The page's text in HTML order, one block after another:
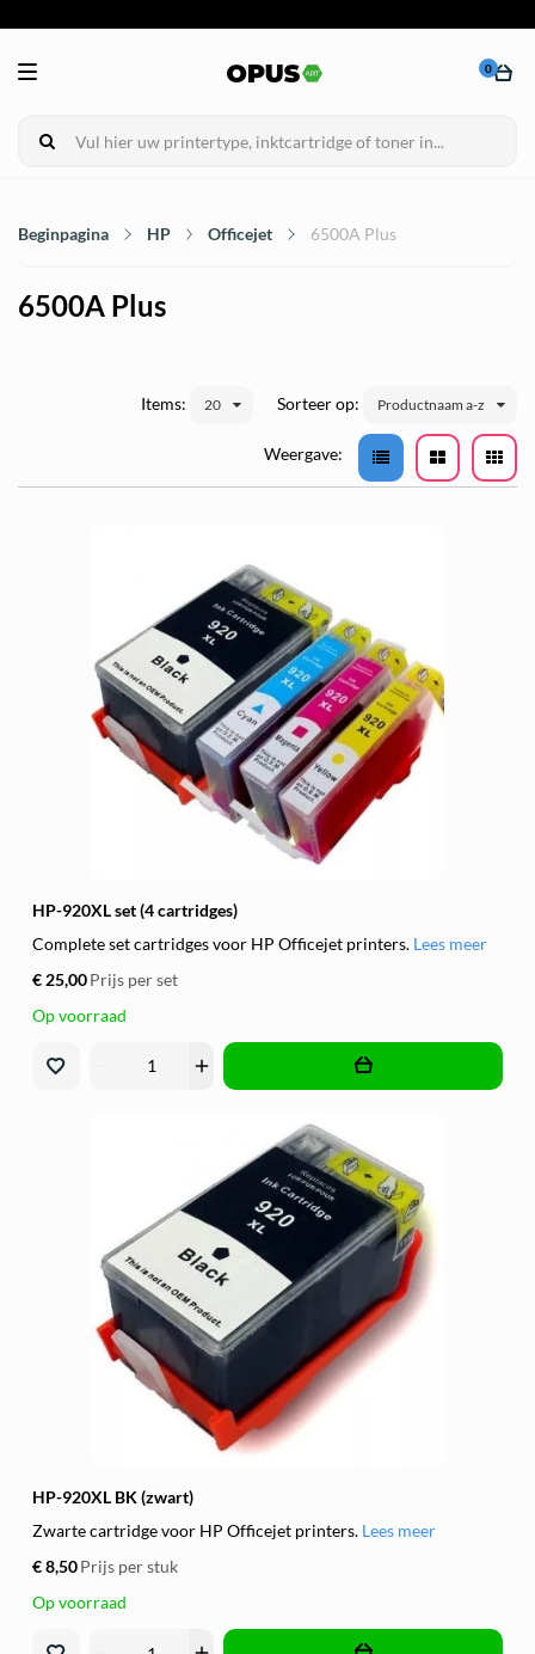
0
Beginpagina HP Officejet 6500A Plus
6500A Plus
Sorteer op: Productnaam a-z
Items: 20
Weergave:
HP-920XL set (4 cartridges)
Complete set cartridges voor HP Officejet printers. Lees meer
€ 25,00Prijs per set
Op voorraad
add
HP-920XL BK (zwart)
Zwarte cartridge voor HP Officejet printers. Lees meer
€ 8,50Prijs per stuk
Op voorraad